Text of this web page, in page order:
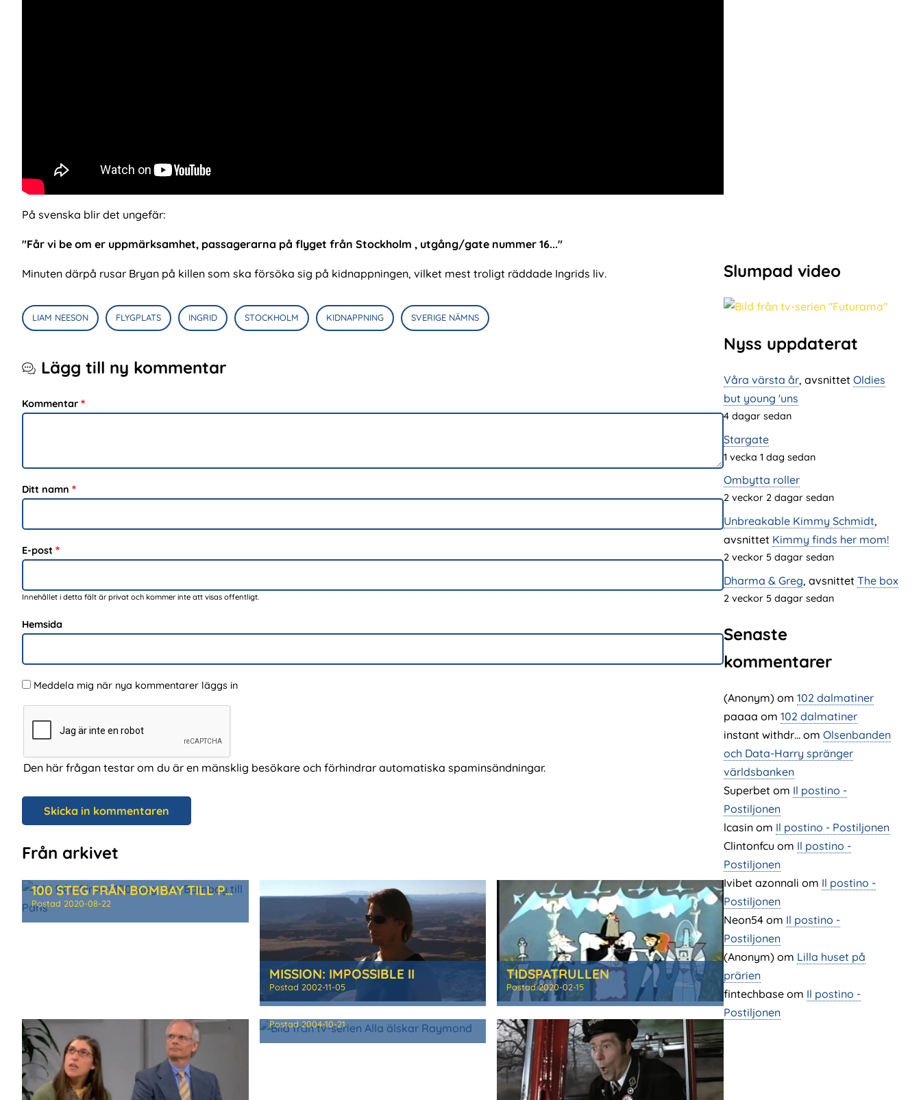
På svenska blir det ungefär:
"Får vi be om er uppmärksamhet, passagerarna på flyget från Stockholm , utgång/gate nummer 16..."
Minuten därpå rusar Bryan på killen som ska försöka sig på kidnappningen, vilket mest troligt räddade Ingrids liv.
LIAM NEESON FLYGPLATS INGRID STOCKHOLM KIDNAPPNING SVERIGE NÄMNS
Lägg till ny kommentar
Kommentar
Ditt namn
E-post
Innehållet i detta fält är privat och kommer inte att visas offentligt.
Hemsida
Meddela mig när nya kommentarer läggs in
Den här frågan testar om du är en mänsklig besökare och förhindrar automatiska spaminsändningar.
Från arkivet
100 STEG FRÅN BOMBAY TILL PARIS
Postad 2020-08-22
MISSION: IMPOSSIBLE II
Postad 2002-11-05
TIDSPATRULLEN
Postad2020-02-15
ALLA ÄLSKAR RAYMOND
Postad2004-10-21
Slumpad video
Nyss uppdaterat
Våra värsta år, avsnittet Oldies
but young 'uns
4 dagar sedan
Stargate
1 vecka 1 dag sedan
Ombytta roller
2 veckor 2 dagar sedan
Unbreakable Kimmy Schmidt,
avsnittet Kimmy finds her mom!
2 veckor 5 dagar sedan
Dharma & Greg, avsnittet The box
2 veckor 5 dagar sedan
Senaste
kommentarer
(Anonym) om 102 dalmatiner
paaaa om 102 dalmatiner
instant withdr… om Olsenbanden
och Data-Harry spränger
världsbanken
Superbet om Il postino -
Postiljonen
lcasin om Il postino - Postiljonen
Clintonfcu om Il postino -
Postiljonen
Ivibet azonnali om Il postino -
Postiljonen
Neon54 om Il postino -
Postiljonen
(Anonym) om Lilla huset på
prärien
fintechbase om Il postino -
Postiljonen